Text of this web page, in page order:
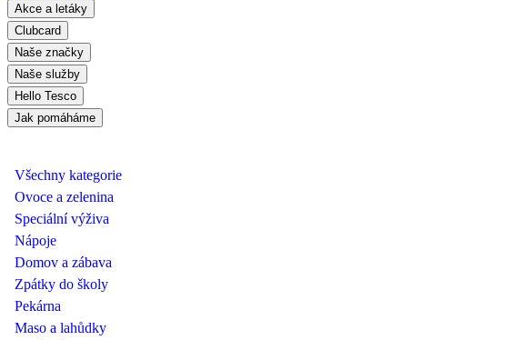
Akce a letáky
Clubcard
Naše značky
Naše služby
Hello Tesco
Jak pomáháme
Všechny kategorie
Ovoce a zelenina
Speciální výživa
Nápoje
Domov a zábava
Zpátky do školy
Pekárna
Maso a lahůdky